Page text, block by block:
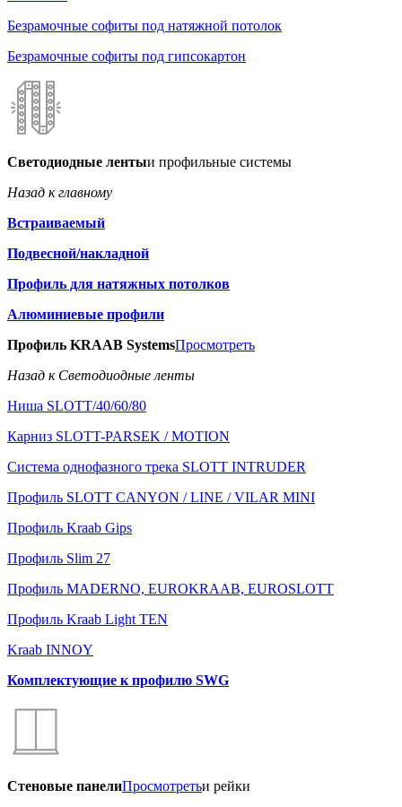
Безрамочные софиты под натяжной потолок
Безрамочные софиты под гипсокартон
Светодиодные лентыи профильные системы
Назад к главному
Встраиваемый
Подвесной/накладной
Профиль для натяжных потолков
Алюминиевые профили
Профиль KRAAB SystemsПросмотреть
Назад к Светодиодные ленты
Ниша SLOTT/40/60/80
Карниз SLOTT-PARSEK / MOTION
Система однофазного трека SLOTT INTRUDER
Профиль SLOTT CANYON / LINE / VILAR MINI
Профиль Kraab Gips
Профиль Slim 27
Профиль MADERNO, EUROKRAAB, EUROSLOTT
Профиль Kraab Light TEN
Kraab INNOY
Комплектующие к профилю SWG
Стеновые панелиПросмотретьи рейки